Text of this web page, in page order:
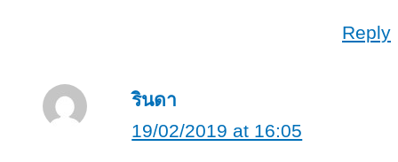
Reply
รินดา
19/02/2019 at 16:05